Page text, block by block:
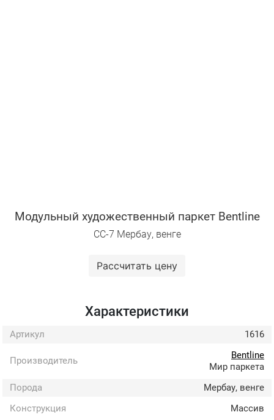
Модульный художественный паркет Bentline
СС-7 Мербау, венге
Рассчитать цену
Характеристики
Артикул 1616
Производитель
Bentline
Мир паркета
Порода
Мербау, венге
Конструкция
Массив